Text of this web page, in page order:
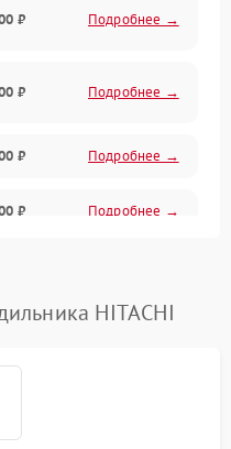
₽ Подробнее →
₽ Подробнее →
₽ Подробнее →
₽ Подробнее →
₽ Подробнее →
HITACHI